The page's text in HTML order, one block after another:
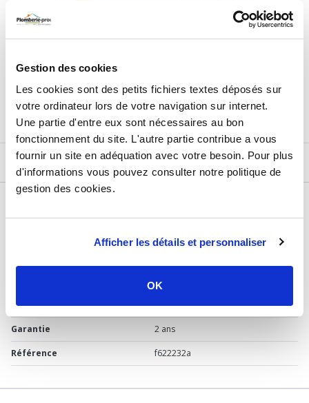
Gestion des cookies
Les cookies sont des petits fichiers textes déposés sur
votre ordinateur lors de votre navigation sur internet.
Une partie d'entre eux sont nécessaires au bon
fonctionnement du site. L'autre partie contribue a vous
fournir un site en adéquation avec votre besoin. Pour plus
d'informations vous pouvez consulter notre politique de
gestion des cookies.
Afficher les détails et personnaliser
OK
Prix total de la sélection : 2 942,19€TTC
AJOUTER
DESCRIPTIF
Sélection P Pro
Dimension Ø160 mm
Garantie 2 ans
Référence f622232a